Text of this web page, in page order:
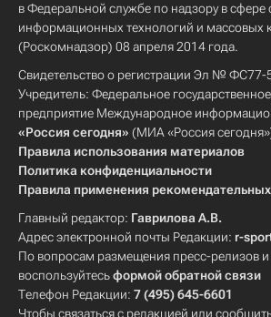
в Федеральной службе по надзору в сфере
информационных технологий и массовых
(Роскомнадзор) 08 апреля 2014 года.
Свидетельство о регистрации Эл № ФС77-
Учредитель: Федеральное
предприятие Международное
«Россия сегодня» (МИА «Россия
Правила использования материалов
Политика конфиденциальности
Правила применения рекомендательных
Главный редактор: Гаврилова А.В.
Адрес электронной почты Редакции: r-
По вопросам размещения пресс-релизов
воспользуйтесьформой обратной связи
Телефон Редакции: 7 (495) 645-6601
Чтобы связаться с редакцией или